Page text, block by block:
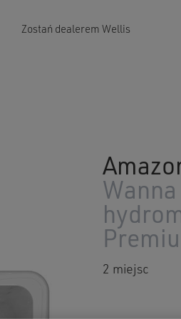
Zostań dealerem Wellis
Wanna
2 miejsc